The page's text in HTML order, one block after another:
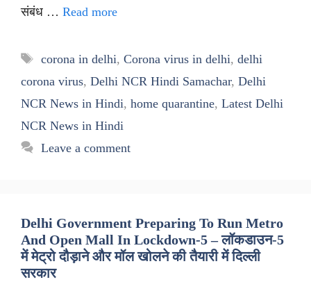
संबंध … Read more
Tags
corona in delhi, Corona virus in delhi, delhi
corona virus, Delhi NCR Hindi Samachar, Delhi
NCR News in Hindi, home quarantine, Latest Delhi
NCR News in Hindi
Leave a comment
Delhi Government Preparing To Run Metro
And Open Mall In Lockdown-5 – लॉकडाउन-5
में मेट्रो दौड़ाने और मॉल खोलने की तैयारी में दिल्ली
सरकार